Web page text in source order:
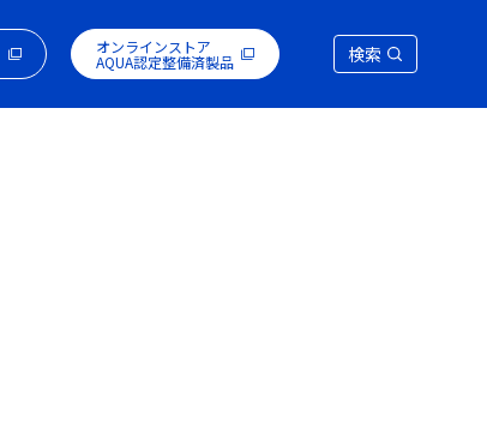
オンラインストア
AQUA認定整備済製品 検索